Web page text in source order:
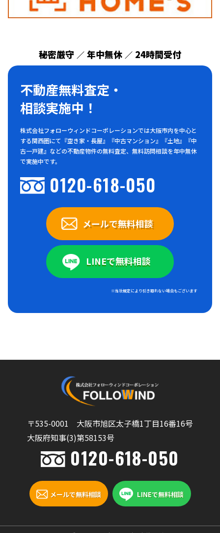
秘密厳守 ／ 年中無休 ／ 24時間受付
不動産無料査定・
相談実施中！
株式会社フォローウィンドコーポレーションでは大阪市内を中心と
する関西圏にて『空き家・長屋』『中古マンション』『土地』『中
古一戸建』などの不動産物件の無料査定、無料訪問相談を年中無休
で実施中です。
0120-618-050
メールで無料相談
LINEで無料相談
※当社規定により引き取れない場合もございます
〒535-0001 大阪市旭区太子橋1丁目16番16号
大阪府知事(3)第58153号
0120-618-050
メールで無料相談 LINEで無料相談